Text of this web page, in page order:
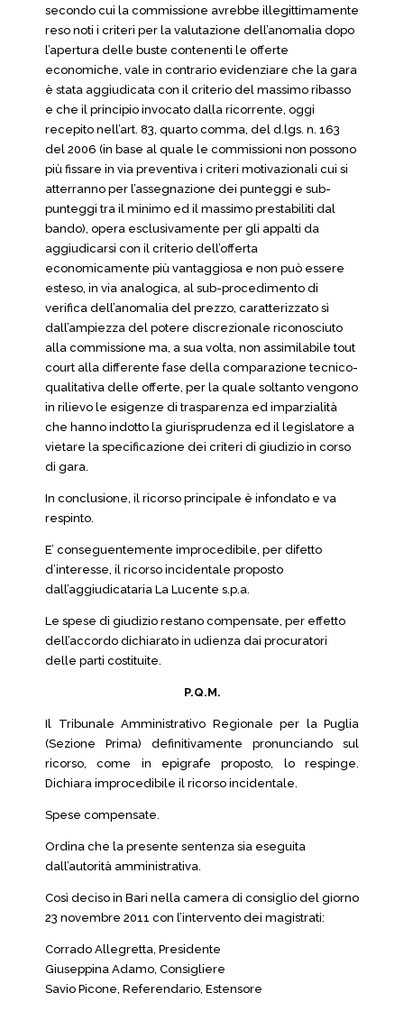
secondo cui la commissione avrebbe illegittimamente
reso noti i criteri per la valutazione dell’anomalia dopo
l’apertura delle buste contenenti le offerte
economiche, vale in contrario evidenziare che la gara
è stata aggiudicata con il criterio del massimo ribasso
e che il principio invocato dalla ricorrente, oggi
recepito nell’art. 83, quarto comma, del d.lgs. n. 163
del 2006 (in base al quale le commissioni non possono
più fissare in via preventiva i criteri motivazionali cui si
atterranno per l’assegnazione dei punteggi e sub-
punteggi tra il minimo ed il massimo prestabiliti dal
bando), opera esclusivamente per gli appalti da
aggiudicarsi con il criterio dell’offerta
economicamente più vantaggiosa e non può essere
esteso, in via analogica, al sub-procedimento di
verifica dell’anomalia del prezzo, caratterizzato sì
dall’ampiezza del potere discrezionale riconosciuto
alla commissione ma, a sua volta, non assimilabile tout
court alla differente fase della comparazione tecnico-
qualitativa delle offerte, per la quale soltanto vengono
in rilievo le esigenze di trasparenza ed imparzialità
che hanno indotto la giurisprudenza ed il legislatore a
vietare la specificazione dei criteri di giudizio in corso
di gara.
In conclusione, il ricorso principale è infondato e va
respinto.
E’ conseguentemente improcedibile, per difetto
d’interesse, il ricorso incidentale proposto
dall’aggiudicataria La Lucente s.p.a.
Le spese di giudizio restano compensate, per effetto
dell’accordo dichiarato in udienza dai procuratori
delle parti costituite.
P.Q.M.
Il Tribunale Amministrativo Regionale per la Puglia
(Sezione Prima) definitivamente pronunciando sul
ricorso, come in epigrafe proposto, lo respinge.
Dichiara improcedibile il ricorso incidentale.
Spese compensate.
Ordina che la presente sentenza sia eseguita
dall’autorità amministrativa.
Così deciso in Bari nella camera di consiglio del giorno
23 novembre 2011 con l’intervento dei magistrati:
Corrado Allegretta, Presidente
Giuseppina Adamo, Consigliere
Savio Picone, Referendario, Estensore